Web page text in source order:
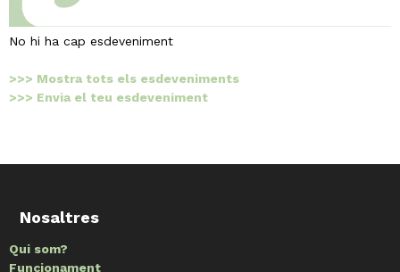
No hi ha cap esdeveniment
>>> Mostra tots els esdeveniments
>>> Envia el teu esdeveniment
Nosaltres
Qui som?
Funcionament